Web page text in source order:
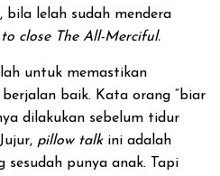
bila lelah sudah mendera
close The All-Merciful.
untuk memastikan
baik. Kata orang “biar
dilakukan sebelum tidur
pillow talkini adalah
punya anak. Tapi